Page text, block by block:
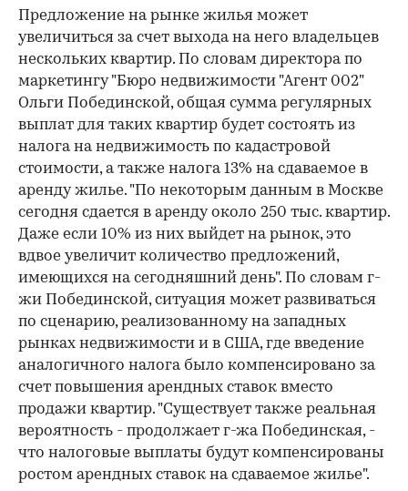
Предложение на рынке жилья может
увеличиться за счет выхода на него владельцев
нескольких квартир. По словам директора по
маркетингу "Бюро недвижимости "Агент 002"
Ольги Побединской, общая сумма регулярных
выплат для таких квартир будет состоять из
налога на недвижимость по кадастровой
стоимости, а также налога 13% на сдаваемое в
аренду жилье. "По некоторым данным в Москве
сегодня сдается в аренду около 250 тыс. квартир.
Даже если 10% из них выйдет на рынок, это
вдвое увеличит количество предложений,
имеющихся на сегодняшний день". По словам г-
жи Побединской, ситуация может развиваться
по сценарию, реализованному на западных
рынках недвижимости и в США, где введение
аналогичного налога было компенсировано за
счет повышения арендных ставок вместо
продажи квартир. "Существует также реальная
вероятность - продолжает г-жа Побединская, -
что налоговые выплаты будут компенсированы
ростом арендных ставок на сдаваемое жилье".